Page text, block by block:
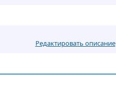
Редактировать описание